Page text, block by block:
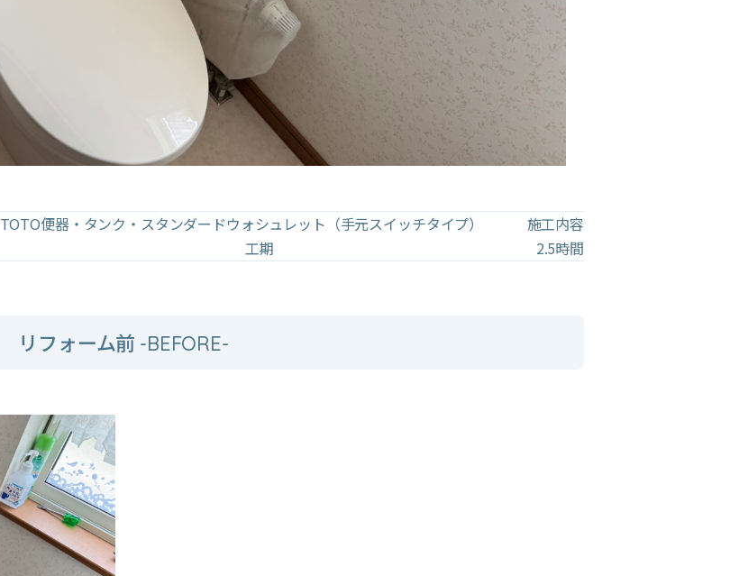
TOTO便器・タンク・スタンダードウォシュレット（手元スイッチタイプ）
施工内容
工期 2.5時間
リフォーム前 -BEFORE-